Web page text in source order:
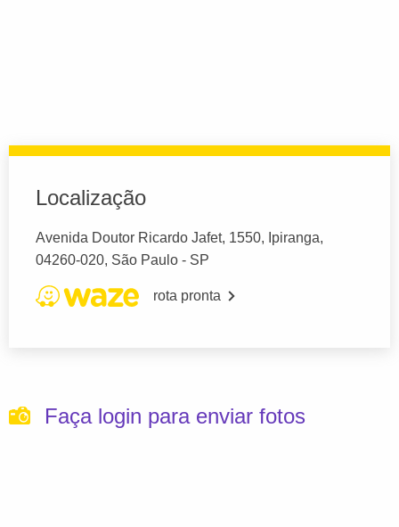
Localização
Avenida Doutor Ricardo Jafet, 1550, Ipiranga,
04260-020, São Paulo - SP
rota pronta
Faça login para enviar fotos